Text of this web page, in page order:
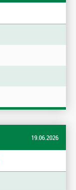
19.06.2026